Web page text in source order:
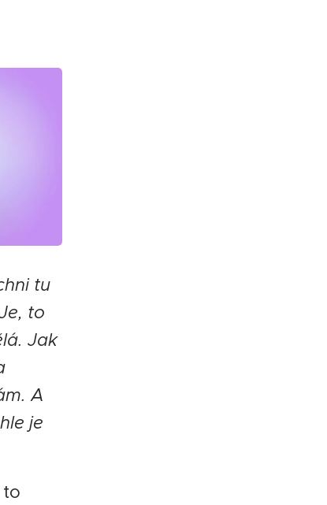
tu
to
Jak
A
je
to